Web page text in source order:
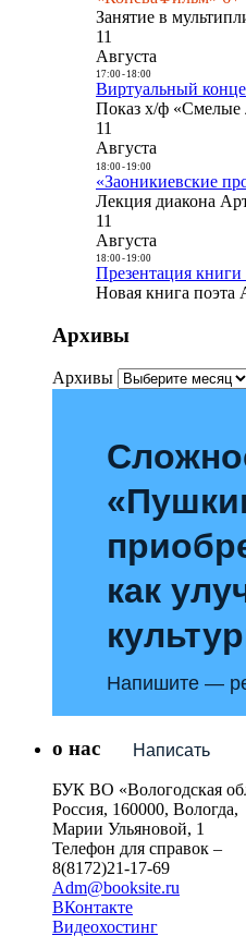
Занятие в
11
Августа
17:00- 18:00
Виртуальный
Показ х/ф «Смелые
11
Августа
18:00- 19:00
«Заоникиевские
Лекция диакона
11
Августа
18:00- 19:00
Презентация книги
Новая книга
Архивы
Архивы
как
Напишите —
Написать
о нас
БУК ВО «Вологодская
Россия, 160000, Вологда,
Марии Ульяновой, 1
Телефон для справок –
8(8172)21-17-69
Adm@booksite.ru
ВКонтакте
Видеохостинг